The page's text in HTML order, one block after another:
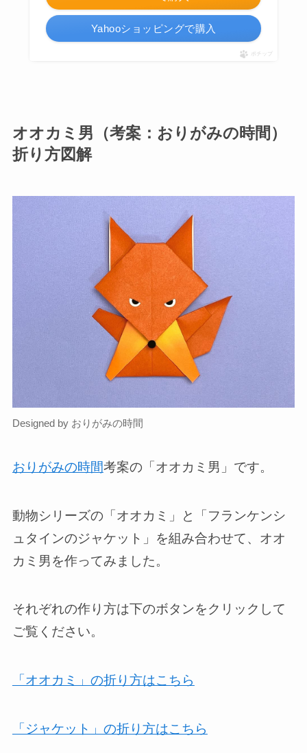
Yahooショッピングで購入
ポチップ
オオカミ男（考案：おりがみの時間）
折り方図解
Designed by おりがみの時間
おりがみの時間考案の「オオカミ男」です。
動物シリーズの「オオカミ」と「フランケンシ
ュタインのジャケット」を組み合わせて、オオ
カミ男を作ってみました。
それぞれの作り方は下のボタンをクリックして
ご覧ください。
「オオカミ」の折り方はこちら
「ジャケット」の折り方はこちら